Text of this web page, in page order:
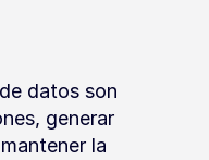
datos son
generar
la